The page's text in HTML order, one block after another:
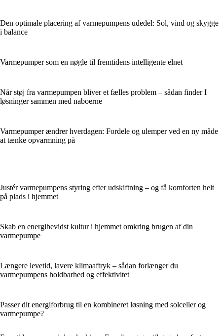
Den optimale placering af varmepumpens udedel: Sol, vind og skygge
i balance
Varmepumper som en nøgle til fremtidens intelligente elnet
Når støj fra varmepumpen bliver et fælles problem – sådan finder I
løsninger sammen med naboerne
Varmepumper ændrer hverdagen: Fordele og ulemper ved en ny måde
at tænke opvarmning på
Justér varmepumpens styring efter udskiftning – og få komforten helt
på plads i hjemmet
Skab en energibevidst kultur i hjemmet omkring brugen af din
varmepumpe
Længere levetid, lavere klimaaftryk – sådan forlænger du
varmepumpens holdbarhed og effektivitet
Passer dit energiforbrug til en kombineret løsning med solceller og
varmepumpe?